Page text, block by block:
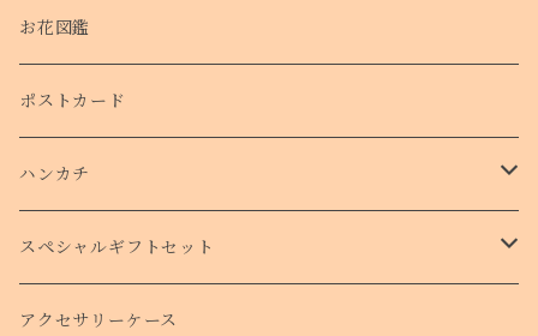
お花図鑑
ポストカード
ハンカチ
タオルハンカチ
スペシャルギフトセット
クリスマスコフレ
アクセサリーケース